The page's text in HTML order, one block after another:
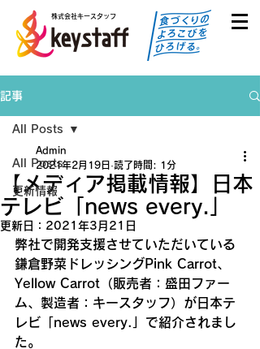
株式会社キースタッフ
記事
All Posts
更新情報
All Posts
【メディア掲載情報】日本
テレビ「news every.」
Admin
2021年2月19日 読了時間: 1分
更新日： 2021年3月21日
弊社で開発支援させていただいている
鎌倉野菜ドレッシングPink Carrot、
Yellow Carrot（販売者：盛田ファー
ム、製造者：キースタッフ）が日本テ
レビ「news every.」で紹介されまし
た。